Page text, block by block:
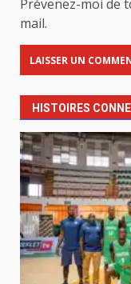
Prévenez-moi de
mail.
HISTOIRES